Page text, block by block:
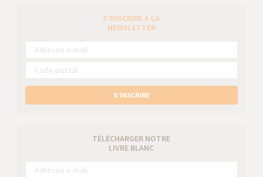
S’INSCRIRE À LA
NEWSLETTER
S’INSCRIRE
TÉLÉCHARGER NOTRE
LIVRE BLANC